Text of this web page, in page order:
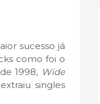
sucesso já
como foi o
1998, Wide
singles